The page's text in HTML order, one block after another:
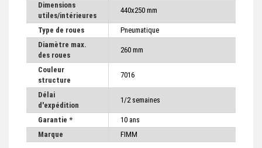
Dimensions
utiles/intérieures
440x250 mm
Type de roues
Pneumatique
Diamètre max.
des roues
260 mm
Couleur
structure
7016
Délai
d'expédition
1/2 semaines
Garantie *
10 ans
Marque
FIMM